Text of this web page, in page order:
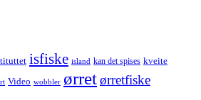
isfiske island kan det spises kveite
Video wobbler ørretørretfiske